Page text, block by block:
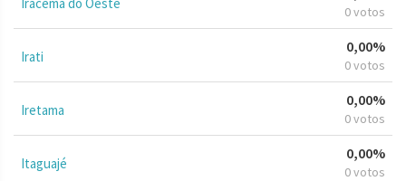
0 votos
Irati
0,00%
0 votos
Iretama
0,00%
0 votos
Itaguajé
0,00%
0 votos